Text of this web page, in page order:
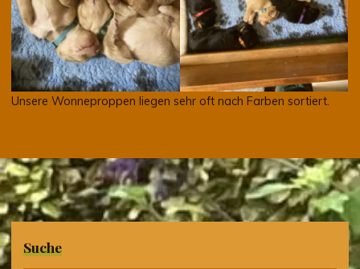
Unsere Wonneproppen liegen sehr oft nach Farben sortiert.
Suche